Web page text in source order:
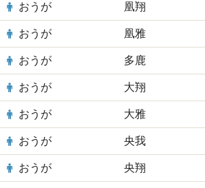
おうが 凰翔
おうが 凰雅
おうが 多鹿
おうが 大翔
おうが 大雅
おうが 央我
おうが 央翔